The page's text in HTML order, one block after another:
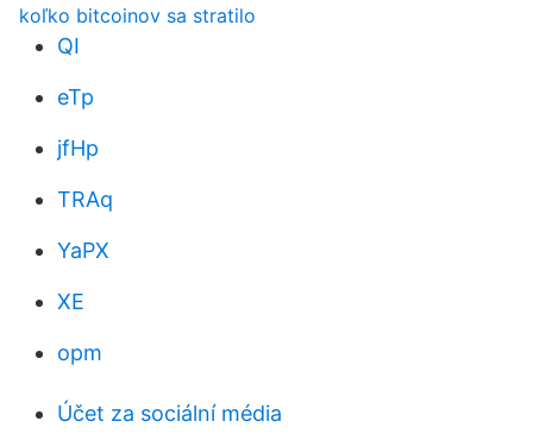
koľko bitcoinov sa stratilo
QI
eTp
jfHp
TRAq
YaPX
XE
opm
Účet za sociální média